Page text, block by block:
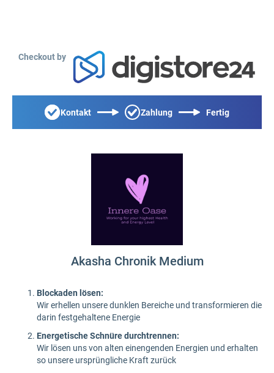
Checkout by
Kontakt Zahlung Fertig
Akasha Chronik Medium
Blockaden lösen:
Wir erhellen unsere dunklen Bereiche und transformieren die
darin festgehaltene Energie
Energetische Schnüre durchtrennen:
Wir lösen uns von alten einengenden Energien und erhalten
so unsere ursprüngliche Kraft zurück